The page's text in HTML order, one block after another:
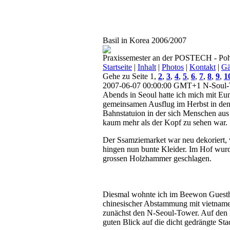
Basil in Korea 2006/2007
Praxissemester an der POSTECH -
Startseite | Inhalt | Photos | Kontakt |
Gehe zu Seite 1, 2, 3, 4, 5, 6, 7, 8, 9,
2007-06-07 00:00:00 GMT+1 N-
Abends in Seoul hatte ich mich mit
gemeinsamen Ausflug im Herbst in
Bahnstatuion in der sich Menschen
kaum mehr als der Kopf zu sehen war.
Der Ssamziemarket war neu
hingen nun bunte Kleider. Im Hof
grossen Holzhammer geschlagen.
Diesmal wohnte ich im Beewon
chinesischer Abstammung mit
zunächst den N-Seoul-Tower. Auf
guten Blick auf die dicht gedrängte